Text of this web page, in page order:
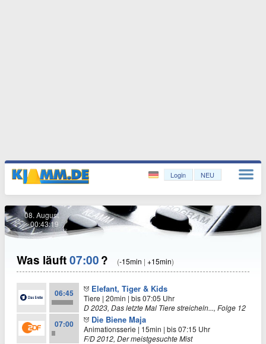
Login NEU
08. August
00:43:20
Was läuft07:00? (-15min | +15min)
06:45 Elefant, Tiger & Kids
Tiere | 20min | bis 07:05 Uhr
D 2023, Das letzte Mal Tiere streicheln..., Folge 12
07:00 Die Biene Maja
Animationsserie | 15min | bis 07:15 Uhr
F/D 2012, Der meistgesuchte Mist